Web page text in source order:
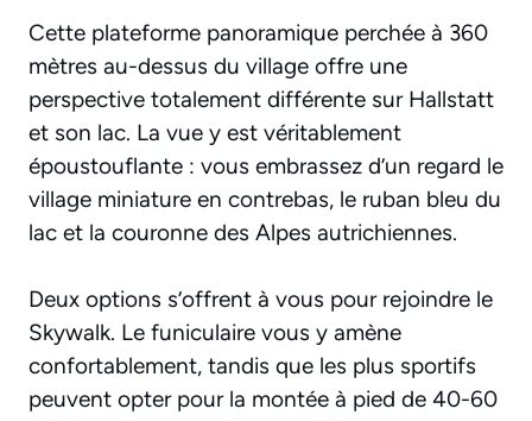
Cette plateforme panoramique perchée à 360
mètres au-dessus du village offre une
perspective totalement différente sur Hallstatt
et son lac. La vue y est véritablement
époustouflante : vous embrassez d’un regard le
village miniature en contrebas, le ruban bleu du
lac et la couronne des Alpes autrichiennes.
Deux options s’offrent à vous pour rejoindre le
Skywalk. Le funiculaire vous y amène
confortablement, tandis que les plus sportifs
peuvent opter pour la montée à pied de 40-60